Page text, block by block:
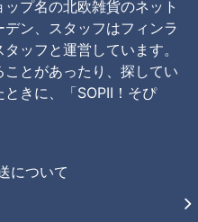
プ名の北欧雑貨のネット
ン、スタッフはフィンラ
ッフと運営しています。
とがあったり、探してい
きに、「SOPII！そぴ
について